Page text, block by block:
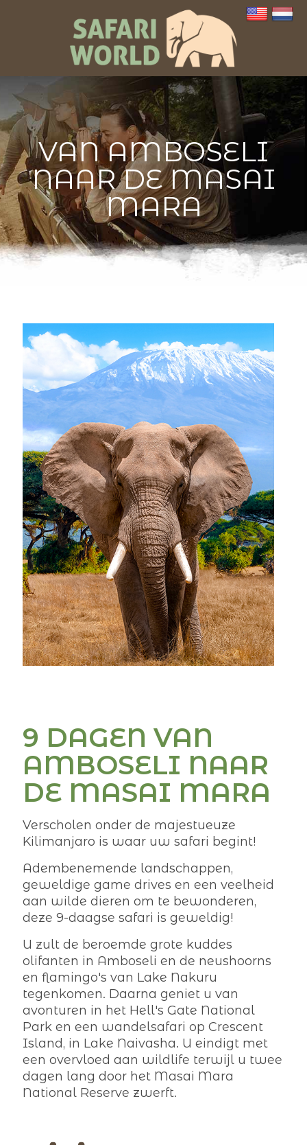
VAN AMBOSELI
NAAR DE MASAI
MARA
9 DAGEN VAN
AMBOSELI NAAR
DE MASAI MARA
Verscholen onder de majestueuze
Kilimanjaro is waar uw safari begint!
Adembenemende landschappen,
geweldige game drives en een veelheid
aan wilde dieren om te bewonderen,
deze 9-daagse safari is geweldig!
U zult de beroemde grote kuddes
olifanten in Amboseli en de neushoorns
en flamingo's van Lake Nakuru
tegenkomen. Daarna geniet u van
avonturen in het Hell's Gate National
Park en een wandelsafari op Crescent
Island, in Lake Naivasha. U eindigt met
een overvloed aan wildlife terwijl u twee
dagen lang door het Masai Mara
National Reserve zwerft.